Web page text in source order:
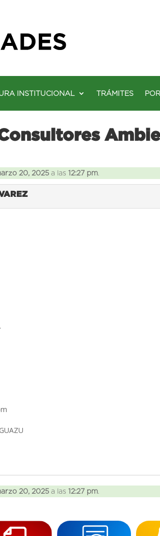
INSTITUCIONAL TRÁMITES
20, 2025 a las12:27 pm
20, 2025 a las12:27 pm